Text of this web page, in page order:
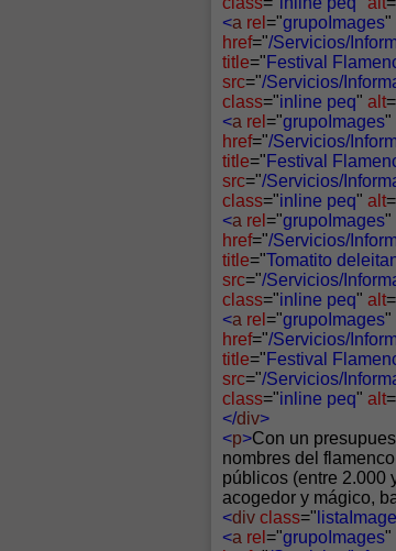
<a rel ="grupoImages"
href="/Servicios/
title=" Festival
src="/Servicios/
class="inline peq" alt
<a rel ="grupoImages"
href="/Servicios/
title=" Festival
src="/Servicios/
class="inline peq" alt
<a rel ="grupoImages"
href="/Servicios/
title="Tomatito
src="/Servicios/
class="inline peq" alt
<a rel ="grupoImages"
href="/Servicios/
title=" Festival
src="/Servicios/
class="inline peq" alt
</div>
<p>Con un
nombres del
públicos (entre 2.000
acogedor y mágico,
<div class="
<a rel ="grupoImages"